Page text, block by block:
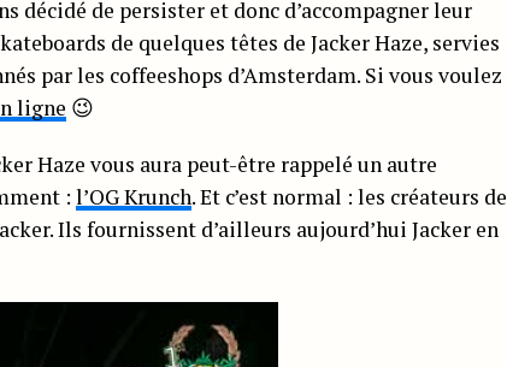
décidé de persister et donc d’accompagner leur
de quelques têtes de Jacker Haze, servies
par les coffeeshops d’Amsterdam. Si vous voulez
ligne 😉
Haze vous aura peut-être rappelé un autre
: l’OG Krunch. Et c’est normal : les créateurs de
Ils fournissent d’ailleurs aujourd’hui Jacker en